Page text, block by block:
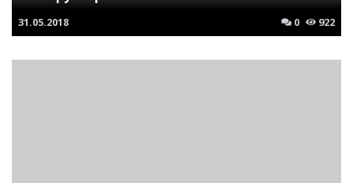
31.05.2018 0 922